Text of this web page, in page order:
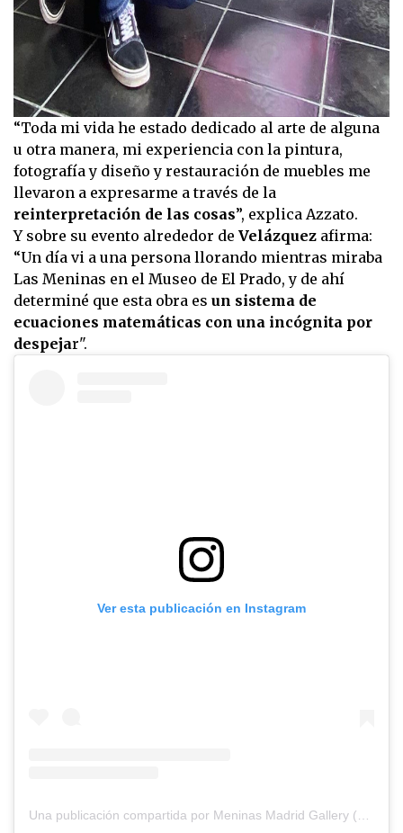
“Toda mi vida he estado dedicado al arte de alguna
u otra manera, mi experiencia con la pintura,
fotografía y diseño y restauración de muebles me
llevaron a expresarme a través de la
reinterpretación de las cosas”, explica Azzato.
Y sobre su evento alrededor de Velázquez afirma:
“Un día vi a una persona llorando mientras miraba
Las Meninas en el Museo de El Prado, y de ahí
determiné que esta obra es un sistema de
ecuaciones matemáticas con una incógnita por
despejar".
Ver esta publicación en Instagram